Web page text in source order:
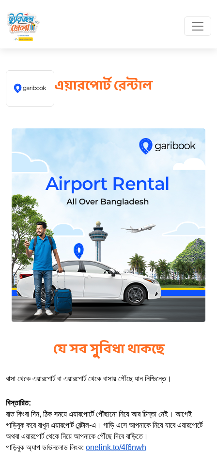
এয়ারপোর্ট রেন্টাল
যে সব সুবিধা থাকছে
বাসা থেকে এয়ারপোর্ট বা এয়ারপোর্ট থেকে বাসায় পৌঁছে যান নিশ্চিন্তে।
বিস্তারিত:
রাত কিংবা দিন, ঠিক সময়ে এয়ারপোর্টে পৌঁছানো নিয়ে আর চিন্তা নেই। আগেই
গাড়িবুক করে রাখুন এয়ারপোর্ট রেন্টাল-এ। গাড়ি এসে আপনাকে নিয়ে যাবে এয়ারপোর্টে
অথবা এয়ারপোর্ট থেকে নিয়ে আপনাকে পৌঁছে দিবে বাড়িতে।
গাড়িবুক অ্যাপ ডাউনলোড লিংক: onelink.to/4f6nwh